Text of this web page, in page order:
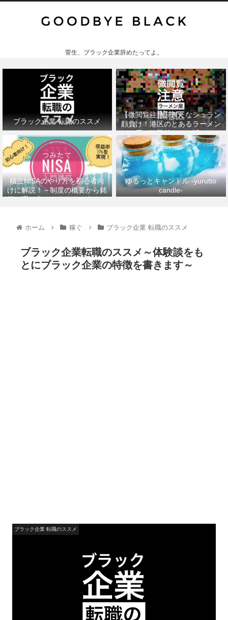
菅生、ブラック企業辞めたってよ。
ブラック企業 転職のススメ
【微閲覧注意】きたなシュラン
顔負け！港区のとあるラーメン
屋が衝撃的すぎた話。
積立NISAのやり方を初心者向
けに解説！～制度の概要から銘
柄の選び方、おすすめの本まで
ゆるっとキャンドル -yurutto
candle-
ホーム 稼ぐ ブラック企業 転職のススメ
ブラック企業転職のススメ～体験談をも
とにブラック企業の特徴を書きます～
ブラック企業 転職のススメ